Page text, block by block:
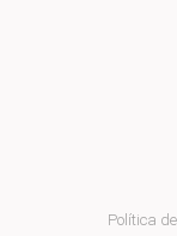
Política